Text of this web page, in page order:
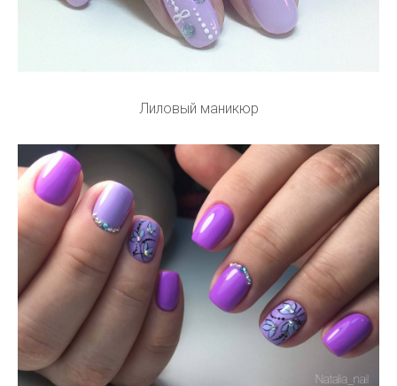
Лиловый маникюр